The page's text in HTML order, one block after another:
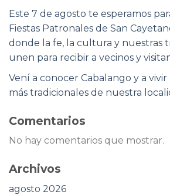
Este 7 de agosto te esperamos
Fiestas Patronales de San
donde la fe, la cultura y nuestras
unen para recibir a vecinos y
Vení a conocer Cabalango y a
más tradicionales de nuestra
Comentarios
No hay comentarios que mostrar.
Archivos
agosto 2026